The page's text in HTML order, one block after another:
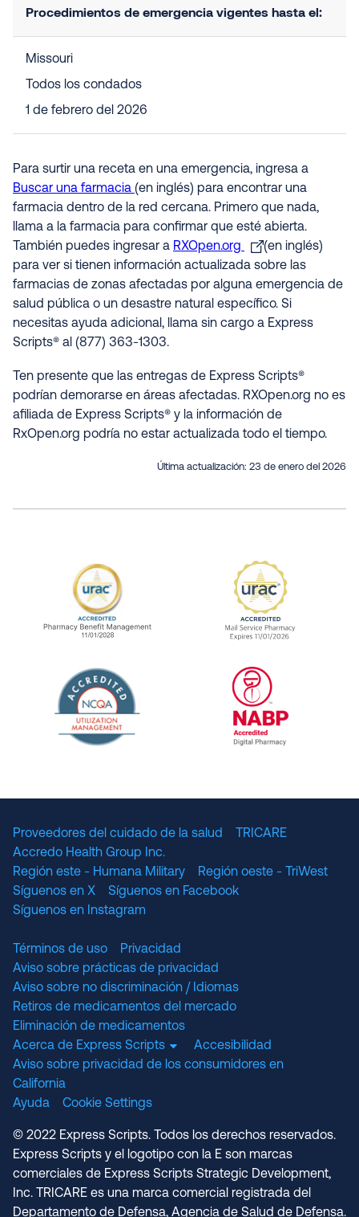
Procedimientos de emergencia vigentes hasta el:
Missouri
Todos los condados
1 de febrero del 2026
Para surtir una receta en una emergencia, ingresa a
Buscar una farmacia (en inglés) para encontrar una
farmacia dentro de la red cercana. Primero que nada,
llama a la farmacia para confirmar que esté abierta.
También puedes ingresar a RXOpen.org
(en inglés)
para ver si tienen información actualizada sobre las
farmacias de zonas afectadas por alguna emergencia de
salud pública o un desastre natural específico. Si
necesitas ayuda adicional, llama sin cargo a Express
Scripts® al (877) 363-1303.
Ten presente que las entregas de Express Scripts®
podrían demorarse en áreas afectadas. RXOpen.org no es
afiliada de Express Scripts® y la información de
RxOpen.org podría no estar actualizada todo el tiempo.
Última actualización: 23 de enero del 2026
URAC Accredited Pharmacy Benefit
URAC
Proveedores del cuidado de la salud
TRICARE
Accredo Health Group Inc.
Región este - Humana Military
Región oeste - TriWest
Síguenos en X
Síguenos en Facebook
Síguenos en Instagram
Términos de uso
Privacidad
Aviso sobre prácticas de privacidad
Aviso sobre no discriminación / Idiomas
Retiros de medicamentos del mercado
Eliminación de medicamentos
Acerca de Express Scripts
Accesibilidad
Aviso sobre privacidad de los consumidores en
California
Ayuda
Cookie Settings
© 2022 Express Scripts. Todos los derechos reservados.
Express Scripts y el logotipo con la E son marcas
comerciales de Express Scripts Strategic Development,
Inc. TRICARE es una marca comercial registrada del
Departamento de Defensa, Agencia de Salud de Defensa.